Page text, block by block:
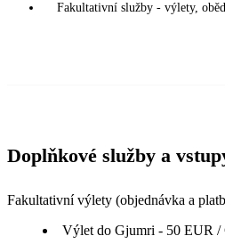
Fakultativní služby - výlety,
Doplňkové služby a
Fakultativní výlety (objednávka a
Výlet do Gjumri - 50 EUR /